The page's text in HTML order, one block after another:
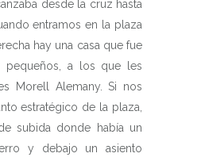
desde la cruz hasta
entramos en la plaza
hay una casa que fue
pequeños, a los que les
Morell Alemany. Si nos
estratégico de la plaza,
subida donde había un
y debajo un asiento